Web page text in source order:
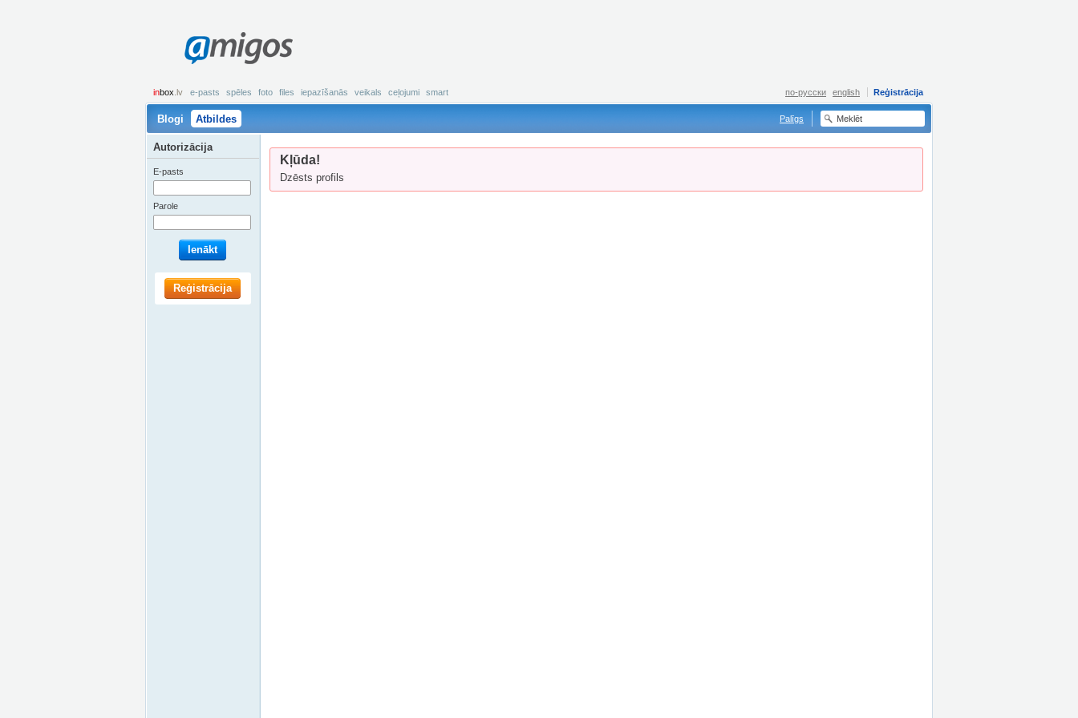
amigos
inbox .lv e-pasts spēles foto files iepazīšanās veikals ceļojumi smart Reģistrācija
по-русски english
Blogi Atbildes Palīgs
Kļūda!
Dzēsts profils
Autorizācija
E-pasts
Parole
Ienākt
Reģistrācija